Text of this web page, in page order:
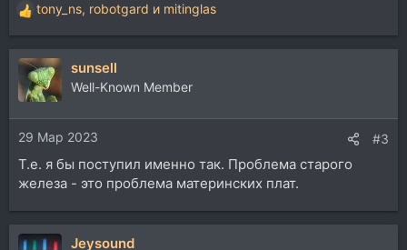
Р
е
а
к
ц
и
и
:
tony_ns, robotgard и mitinglas
sunsell
Well-Known Member
29 Мар 2023 #3
Т.е. я бы поступил именно так. Проблема старого
железа - это проблема материнских плат.
Jeysound